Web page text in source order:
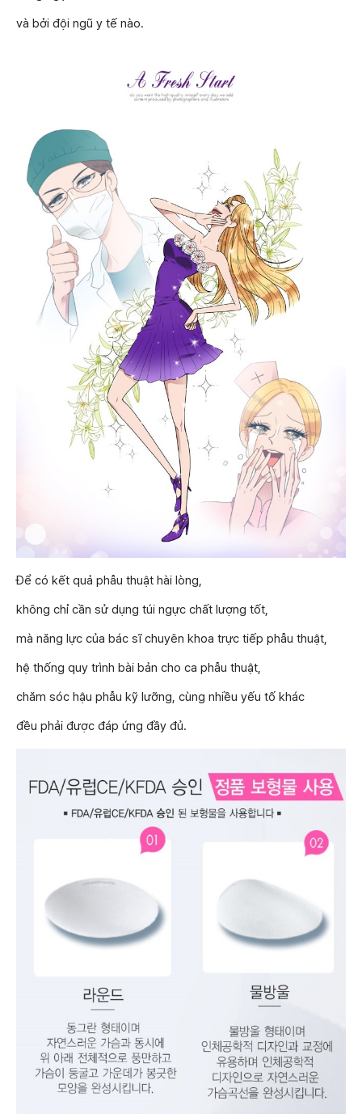
và bởi đội ngũ y tế nào.
Để có kết quả phẫu thuật hài lòng,
không chỉ cần sử dụng túi ngực chất lượng tốt,
mà năng lực của bác sĩ chuyên khoa trực tiếp phẫu thuật,
hệ thống quy trình bài bản cho ca phẫu thuật,
chăm sóc hậu phẫu kỹ lưỡng, cùng nhiều yếu tố khác
đều phải được đáp ứng đầy đủ.